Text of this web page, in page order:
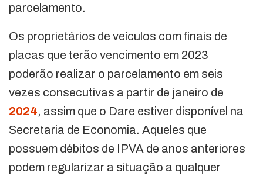
parcelamento.
Os proprietários de veículos com finais de
placas que terão vencimento em 2023
poderão realizar o parcelamento em seis
vezes consecutivas a partir de janeiro de
2024, assim que o Dare estiver disponível na
Secretaria de Economia. Aqueles que
possuem débitos de IPVA de anos anteriores
podem regularizar a situação a qualquer